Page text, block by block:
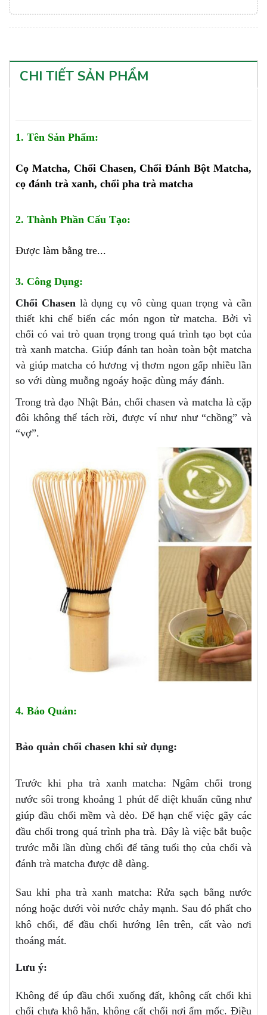
CHI TIẾT SẢN PHẨM
1. Tên Sản Phẩm:
Cọ Matcha, Chổi Chasen,Chổi Đánh Bột Matcha,
cọ đánh trà xanh, chổi pha trà matcha
2. Thành Phần Cấu Tạo:
Được làm bằng tre...
3. Công Dụng:
Chổi Chasen là dụng cụ vô cùng quan trọng và cần
thiết khi chế biến các món ngon từ matcha. Bởi vì
chổi có vai trò quan trọng trong quá trình tạo bọt của
trà xanh matcha. Giúp đánh tan hoàn toàn bột matcha
và giúp matcha có hương vị thơm ngon gấp nhiều lần
so với dùng muỗng ngoáy hoặc dùng máy đánh.
Trong trà đạo Nhật Bản, chổi chasen và matcha là cặp
đôi không thể tách rời, được ví như như “chồng” và
“vợ”.
4. Bảo Quản:
Bảo quản chổi chasen khi sử dụng:
Trước khi pha trà xanh matcha: Ngâm chổi trong
nước sôi trong khoảng 1 phút để diệt khuẩn cũng như
giúp đầu chổi mềm và dẻo. Để hạn chế việc gãy các
đầu chổi trong quá trình pha trà. Đây là việc bắt buộc
trước mỗi lần dùng chổi để tăng tuổi thọ của chổi và
đánh trà matcha được dễ dàng.
Sau khi pha trà xanh matcha: Rửa sạch bằng nước
nóng hoặc dưới vòi nước chảy mạnh. Sau đó phất cho
khô chổi, để đầu chổi hướng lên trên, cất vào nơi
thoáng mát.
Lưu ý:
Không để úp đầu chổi xuống đất, không cất chổi khi
chổi chưa khô hẳn, không cất chổi nơi ẩm mốc. Điều